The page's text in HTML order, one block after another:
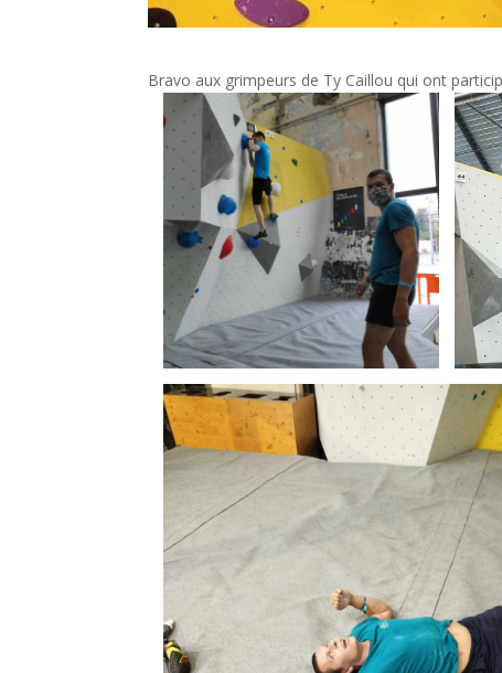
Bravo aux grimpeurs de Ty Caillou qui ont